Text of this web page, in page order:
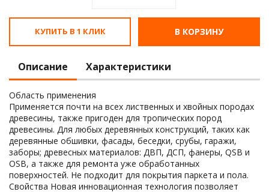
КУПИТЬ В 1 КЛИК В КОРЗИНУ
Описание Характеристики
Область применения
Применяется почти на всех лиственных и хвойных породах
древесины, также пригоден для тропических пород
древесины. Для любых деревянных конструкций, таких как
деревянные обшивки, фасады, беседки, срубы, гаражи,
заборы; древесных материалов: ДВП, ДСП, фанеры, QSB и
OSB, а также для ремонта уже обработанных
поверхностей. Не подходит для покрытия паркета и пола.
Свойства Новая инновационная технология позволяет